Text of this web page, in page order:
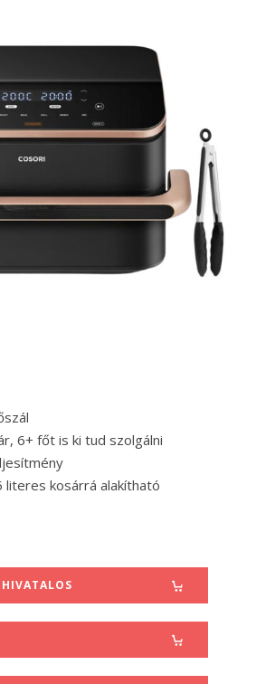
6+ főt is ki tud szolgálni
literes kosárrá alakítható